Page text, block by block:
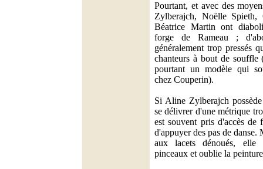
Pourtant, et avec des
Zylberajch, Noëlle Spieth,
Béatrice Martin ont
forge de Rameau ;
généralement trop pressés
chanteurs à bout de souffle
pourtant un modèle qui
chez Couperin).
Si Aline Zylberajch
se délivrer d'une métrique
est souvent pris d'accès de
d'appuyer des pas de danse.
aux lacets dénoués, elle
pinceaux et oublie la